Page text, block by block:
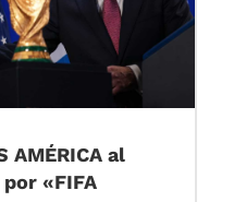
AMÉRICA al
«FIFA